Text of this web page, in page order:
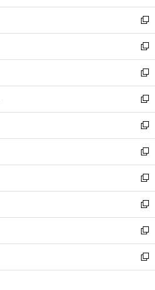
開
く
ウ
で
開
く
ン
ド
ウ
で
開
く
ウ
ィ
ン
ド
ウ
で
開
く
新
し
い
ウ
ィ
ン
ド
ウ
で
開
く
新
し
い
ウ
ィ
ン
ド
ウ
で
開
く
新
し
い
ウ
ィ
ン
ド
ウ
で
開
く
新
し
い
ウ
ィ
ン
ド
ウ
で
開
く
新
し
い
ウ
ィ
ン
ド
ウ
で
開
く
新
し
い
ウ
ィ
ン
ド
ウ
で
開
新
し
い
ウ
ィ
ン
ド
ウ
新
し
い
ウ
ィ
ン
新
し
い
ウ
新
し